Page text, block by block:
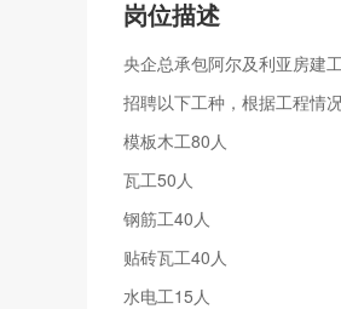
岗位描述
央企总承包阿尔及利亚房建
招聘以下工种，根据工程情
模板木工80人
瓦工50人
钢筋工40人
贴砖瓦工40人
水电工15人